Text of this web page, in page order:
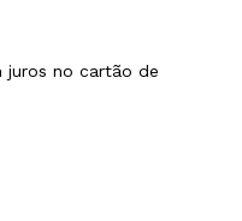
juros no cartão de